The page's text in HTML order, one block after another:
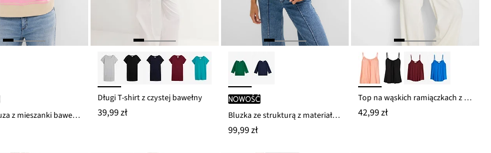
Luźna bluza z mieszanki bawełny
Długi T-shirt z czystej bawełny
39,99 zł
nowość
Bluzka ze strukturą z materiału Interlock z mieszanki bawełny
99,99 zł
Top na wąskich ramiączkach z lejącej wiskozy
42,99 zł